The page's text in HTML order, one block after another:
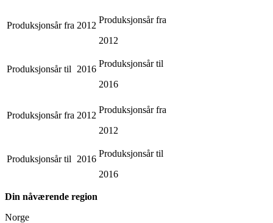
Produksjonsår fra 2012
Produksjonsår fra
2012
Produksjonsår til 2016
Produksjonsår til
2016
Produksjonsår fra 2012
Produksjonsår fra
2012
Produksjonsår til 2016
Produksjonsår til
2016
Din nåværende region
Norge